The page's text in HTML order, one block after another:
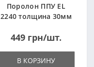
Поролон ППУ EL
2240 толщина 30мм
(1000x2000мм)
449 грн/шт.
В КОРЗИНУ